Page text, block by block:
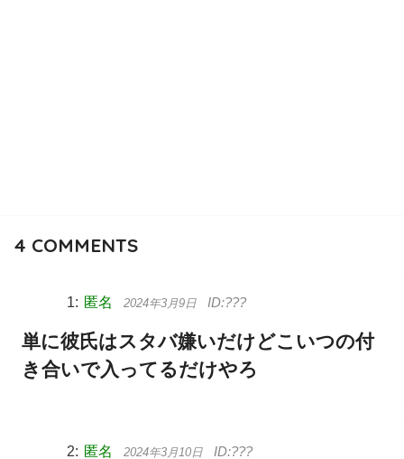
4 COMMENTS
匿名 2024年3月9日
単に彼氏はスタバ嫌いだけどこいつの付
き合いで入ってるだけやろ
匿名 2024年3月10日